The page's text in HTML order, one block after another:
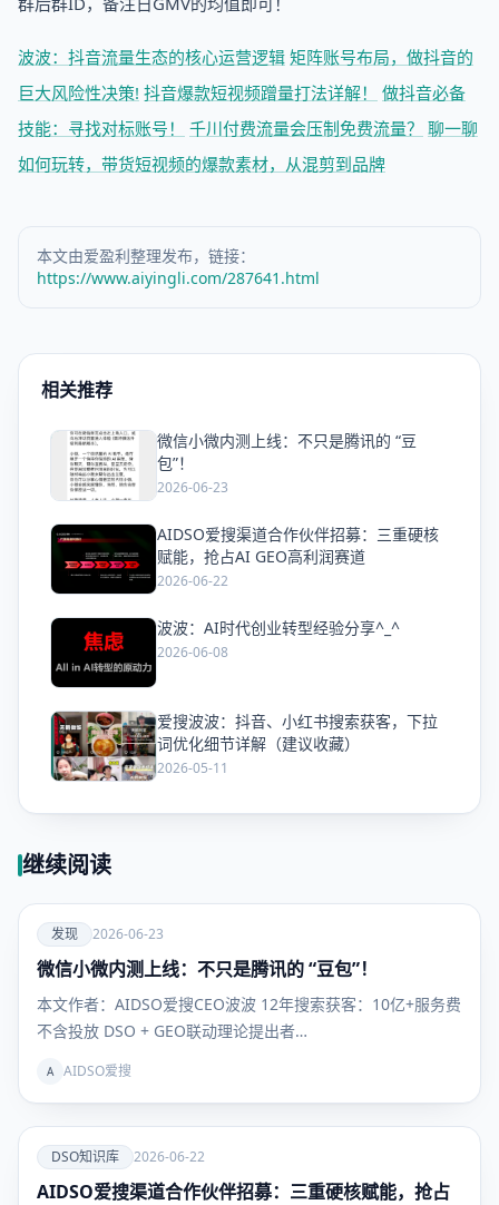
波波：抖音流量生态的核心运营逻辑 矩阵账号布局，做抖音的
巨大风险性决策! 抖音爆款短视频蹭量打法详解！
做抖音必备
技能：寻找对标账号！
千川付费流量会压制免费流量？ 聊一聊
如何玩转，带货短视频的爆款素材，从混剪到品牌
本文由爱盈利整理发布，链接：
https://www.aiyingli.com/287641.html
相关推荐
爱
微信小微内测上线：不只是腾讯的 “豆
包”！
2026-06-23
爱
AIDSO爱搜渠道合作伙伴招募：三重硬核
赋能，抢占AI GEO高利润赛道
2026-06-22
波波：AI时代创业转型经验分享^_^
2026-06-08
爱
爱搜波波：抖音、小红书搜索获客，下拉
词优化细节详解（建议收藏）
2026-05-11
继续阅读
爱
发现
发现 2026-06-23
微信小微内测上线：不只是腾讯的 “豆包”！
本文作者：AIDSO爱搜CEO波波 12年搜索获客：10亿+服务费
不含投放 DSO + GEO联动理论提出者…
A AIDSO爱搜
爱
DSO知识
DSO知识库 2026-06-22
AIDSO爱搜渠道合作伙伴招募：三重硬核赋能，抢占